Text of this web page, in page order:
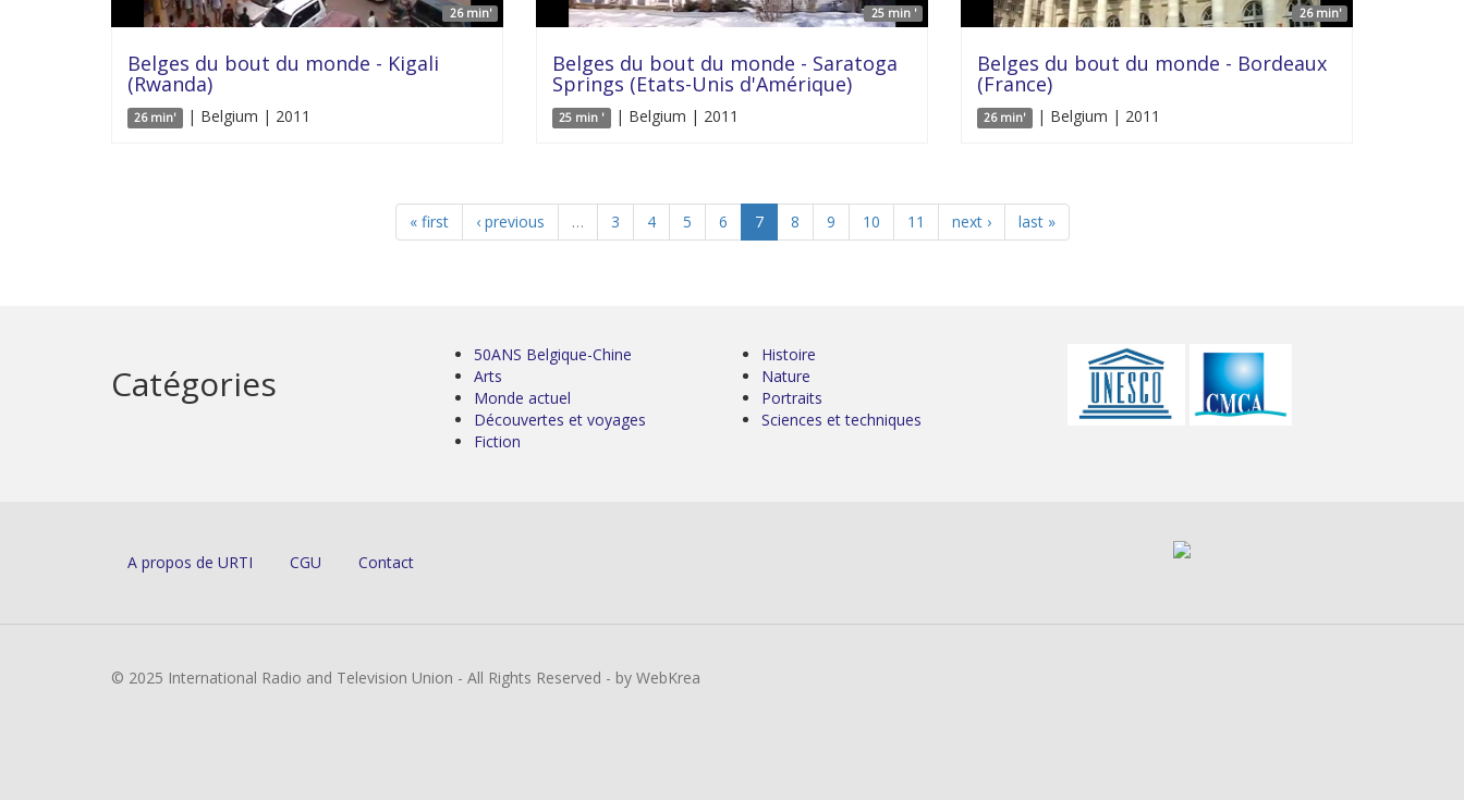
26 min'
Belges du bout du monde - Kigali
(Rwanda)
26 min' | Belgium | 2011
25 min '
Belges du bout du monde - Saratoga
Springs (Etats-Unis d'Amérique)
25 min ' | Belgium | 2011
26 min'
Belges du bout du monde - Bordeaux
(France)
26 min' | Belgium | 2011
« first ‹ previous … 3 4 5 6 7 8 9 10 11 next › last »
Catégories
50ANS Belgique-Chine
Arts
Monde actuel
Découvertes et voyages
Fiction
Histoire
Nature
Portraits
Sciences et techniques
A propos de URTI CGU Contact
© 2025 International Radio and Television Union - All Rights Reserved - by WebKrea